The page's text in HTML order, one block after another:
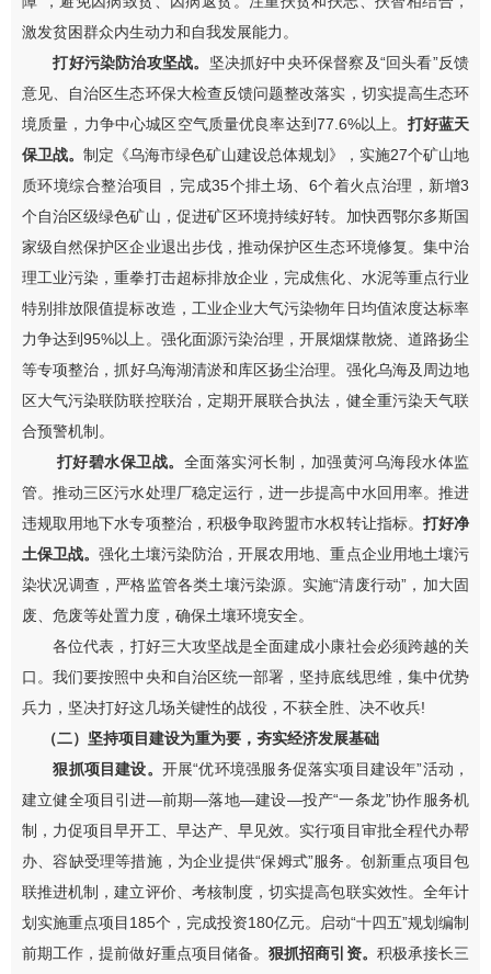
激发贫困群众内生动力和自我发展能力。
打好污染防治攻坚战。 坚决抓好中央环保督察及“回头看”反馈
意见、自治区生态环保大检查反馈问题整改落实，切实提高生态环
境质量，力争中心城区空气质量优良率达到77.6%以上。 打好蓝天
保卫战。 制定《乌海市绿色矿山建设总体规划》，实施27个矿山地
质环境综合整治项目，完成35个排土场、 6个着火点治理， 新增3
个自治区级绿色矿山， 促进矿区环境持续好转。 加快西鄂尔多斯国
家级自然保护区企业退出步伐，推动保护区生态环境修复。 集中治
理工业污染，重拳打击超标排放企业，完成焦化、水泥等重点行业
特别排放限值提标改造，工业企业大气污染物年日均值浓度达标率
力争达到95%以上。强化面源污染治理，开展烟煤散烧、道路扬尘
等专项整治 ，抓好乌海湖清淤和库区扬尘治理。强化乌海及周边地
区大气污染联防联控联治，定期开展联合执法，健全重污染天气联
合预警机制。
打好碧水保卫战。 全面落实河长制，加强黄河乌海段水体监
管。推动三区污水处理厂稳定运行，进一步提高中水回用率。推进
违规取用地下水专项整治，积极争取跨盟市水权转让指标。 打好净
土保卫战。强化土壤污染防治，开展农用地、重点企业用地土壤污
染状况调查，严格监管各类土壤污染源。实施“清废行动” ，加大固
废、危废等处置力度，确保土壤环境安全。
各位代表，打好三大攻坚战是全面建成小康社会必须跨越的关
口。我们要按照中央和自治区统一部署，坚持底线思维，集中优势
兵力，坚决打好这几场关键性的战役，不获全胜、决不收兵!
（二）坚持项目建设为重为要，夯实经济发展基础
狠抓项目建设。 开展“优环境强服务促落实项目建设年”活动，
建立健全项目引进—前期—落地—建设—投产“一条龙”协作服务机
制，力促项目早开工、早达产、早见效。实行项目审批全程代办帮
办、容缺受理等措施，为企业提供“保姆式”服务。创新重点项目包
联推进机制，建立评价、考核制度，切实提高包联实效性。全年计
划实施重点项目 185个，完成投资180亿元。
启动“十四五”规划编制
前期工作，提前做好重点项目储备。狠抓招商引资。 积极承接长三